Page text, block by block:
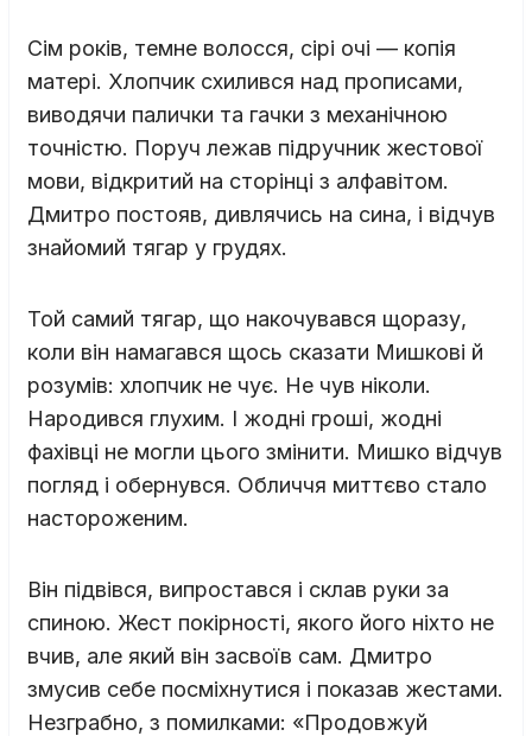
Сім років, темне волосся, сірі очі — копія
матері. Хлопчик схилився над прописами,
виводячи палички та гачки з механічною
точністю. Поруч лежав підручник жестової
мови, відкритий на сторінці з алфавітом.
Дмитро постояв, дивлячись на сина, і відчув
знайомий тягар у грудях.
Той самий тягар, що накочувався щоразу,
коли він намагався щось сказати Мишкові й
розумів: хлопчик не чує. Не чув ніколи.
Народився глухим. І жодні гроші, жодні
фахівці не могли цього змінити. Мишко відчув
погляд і обернувся. Обличчя миттєво стало
настороженим.
Він підвівся, випростався і склав руки за
спиною. Жест покірності, якого його ніхто не
вчив, але який він засвоїв сам. Дмитро
змусив себе посміхнутися і показав жестами.
Незграбно, з помилками: «Продовжуй